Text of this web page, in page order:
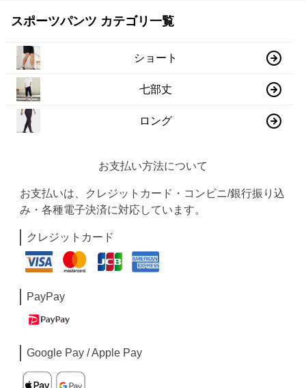
スポーツパンツ カテゴリ一覧
ショート
七部丈
ロング
お支払い方法について
お支払いは、クレジットカード・コンビニ/銀行振り込
み・各種電子決済に対応しています。
クレジットカード
PayPay
Google Pay / Apple Pay